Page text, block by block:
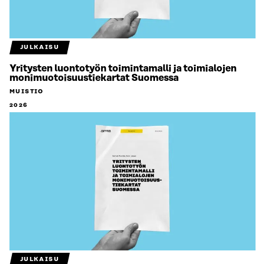
JULKAISU
Yritysten luontotyön toimintamalli ja toimialojen
monimuotoisuustiekartat Suomessa
MUISTIO
2026
JULKAISU